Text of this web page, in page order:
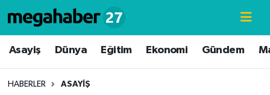
Asayiş Dünya Eğitim Ekonomi Gündem
HABERLER ASAYIŞ
Hava Durumu